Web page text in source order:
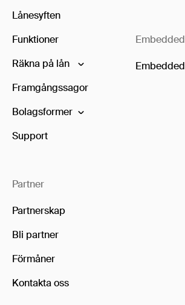
Lånesyften
Funktioner
Räkna på lån
Framgångssagor
Bolagsformer
Support
Partner
Partnerskap
Bli partner
Förmåner
Kontakta oss
Embedded
Embedded